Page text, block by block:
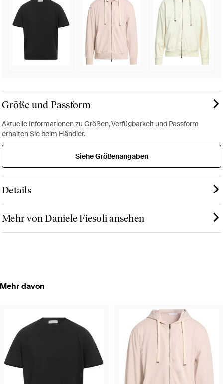
Größe und Passform
Aktuelle Informationen zu Größen, Verfügbarkeit und Passform
erhalten Sie beim Händler.
Siehe Größenangaben
Details
Mehr von Daniele Fiesoli ansehen
Mehr davon